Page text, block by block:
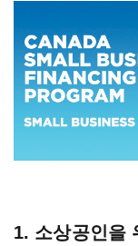
1. 소상공인을